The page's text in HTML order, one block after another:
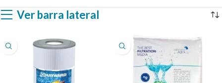
Ver barra lateral